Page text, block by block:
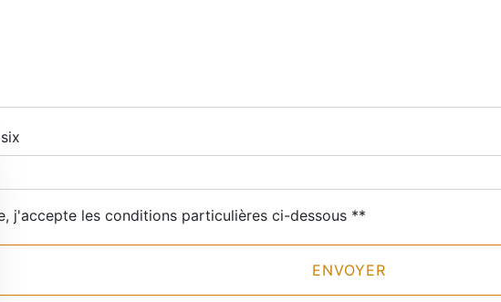
j'accepte les conditions particulières ci-dessous **
ENVOYER